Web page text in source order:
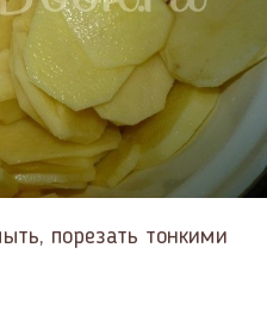
порезать тонкими